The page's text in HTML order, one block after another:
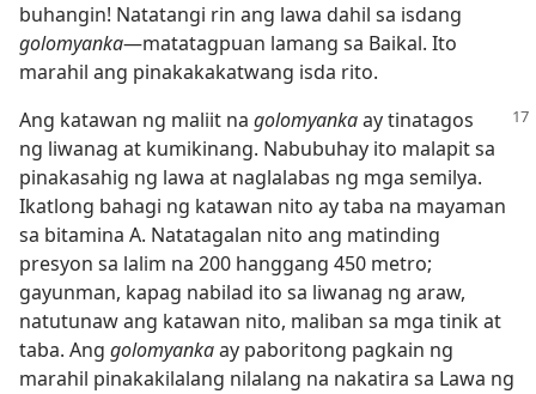
buhangin! Natatangi rin ang lawa dahil sa isdang
golomyanka​—matatagpuan lamang sa Baikal. Ito
marahil ang pinakakakatwang isda rito.
Ang katawan ng maliit na golomyankaay tinatagos
ng liwanag at kumikinang. Nabubuhay ito malapit sa
pinakasahig ng lawa at naglalabas ng mga semilya.
Ikatlong bahagi ng katawan nito ay taba na mayaman
sa bitamina A. Natatagalan nito ang matinding
presyon sa lalim na 200 hanggang 450 metro;
gayunman, kapag nabilad ito sa liwanag ng araw,
natutunaw ang katawan nito, maliban sa mga tinik at
taba. Ang golomyankaay paboritong pagkain ng
marahil pinakakilalang nilalang na nakatira sa Lawa ng